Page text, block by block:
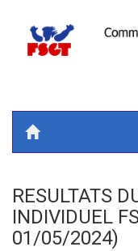
RESULTATS
INDIVIDUEL
01/05/2024)